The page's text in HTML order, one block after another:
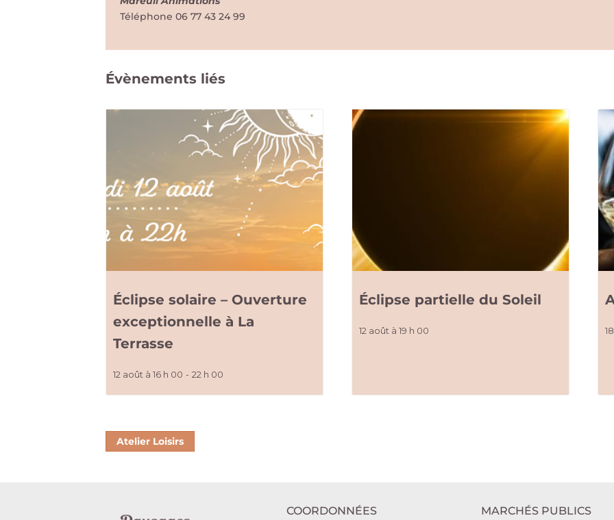
Téléphone06 77 43 24 99
Évènements liés
Éclipse solaire – Ouverture
exceptionnelle à La
Terrasse
12 août à 16 h 00 - 22 h 00
Éclipse partielle du Soleil
12 août à 19 h 00
Atelier Loisirs
COORDONNÉES MARCHÉS PUBLICS